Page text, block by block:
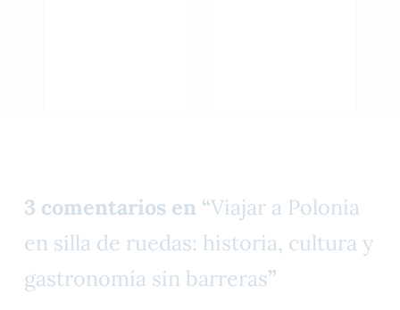
3 comentarios en “Viajar a Polonia
en silla de ruedas: historia, cultura y
gastronomía sin barreras”